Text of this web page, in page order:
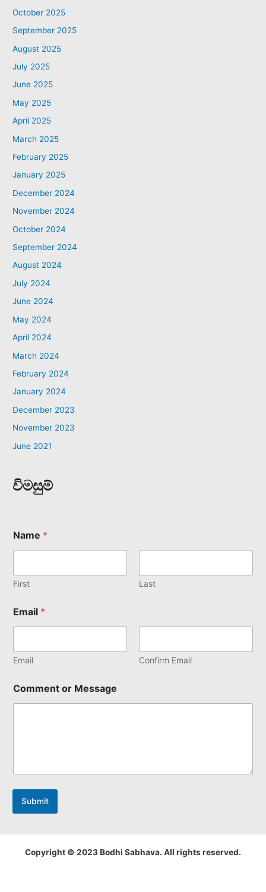
October 2025
September 2025
August 2025
July 2025
June 2025
May 2025
April 2025
March 2025
February 2025
January 2025
December 2024
November 2024
October 2024
September 2024
August 2024
July 2024
June 2024
May 2024
April 2024
March 2024
February 2024
January 2024
December 2023
November 2023
June 2021
විමසුම්
Name *
First Last
Email *
Email Confirm Email
Comment or Message
Submit
Copyright © 2023 Bodhi Sabhava. All rights reserved.